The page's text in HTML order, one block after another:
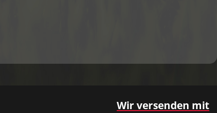
Wir versenden mit